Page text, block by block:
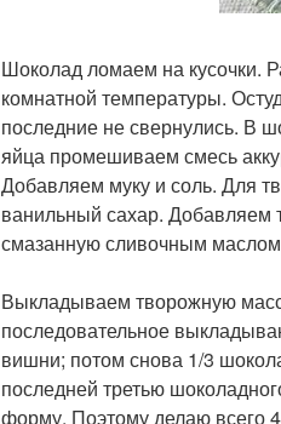
Шоколад ломаем на кусочки.
комнатной температуры.
последние не свернулись. В
яйца промешиваем смесь
Добавляем муку и соль. Для
ванильный сахар. Добавляем
смазанную сливочным
Выкладываем творожную
последовательное
вишни; потом снова 1/3
последней третью
форму. Поэтому делаю всего